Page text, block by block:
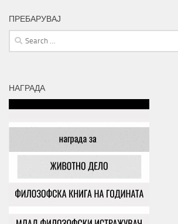
ПРЕБАРУВАЈ
Search
for:
НАГРАДА